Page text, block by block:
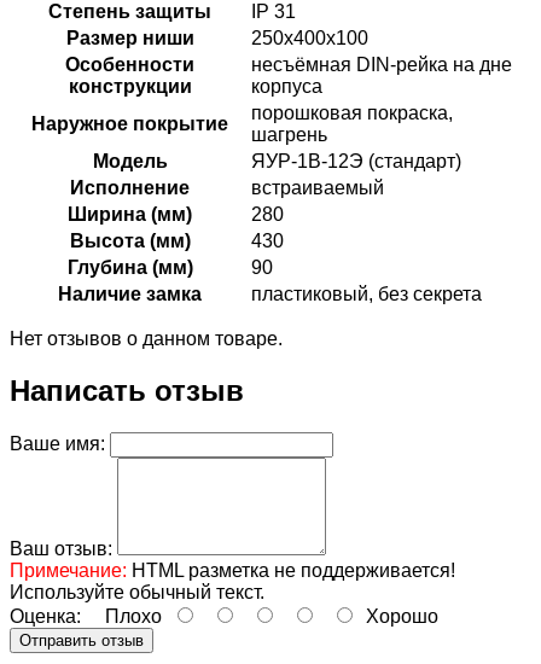
Степень защиты
IP 31
Размер ниши
250x400x100
Особенности
конструкции
несъёмная DIN-рейка на дне
корпуса
Наружное покрытие
порошковая покраска,
шагрень
Модель
ЯУР-1В-12Э (стандарт)
Исполнение
встраиваемый
Ширина (мм)
280
Высота (мм)
430
Глубина (мм)
90
Наличие замка
пластиковый, без секрета
Нет отзывов о данном товаре.
Написать отзыв
Ваше имя:
Ваш отзыв:
Примечание: HTML разметка не поддерживается!
Используйте обычный текст.
Оценка: Плохо Хорошо
Отправить отзыв